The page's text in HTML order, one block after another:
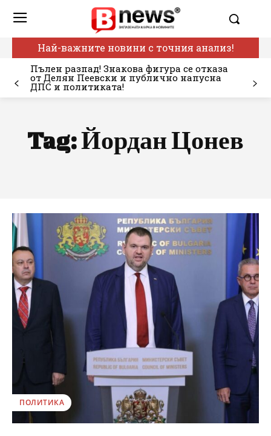
Най-важните новини с точния анализ!
Пълен разпад! Знакова фигура се отказа
от Делян Пеевски и публично напусна
ДПС и политиката!
Tag:Йордан Цонев
ПОЛИТИКА